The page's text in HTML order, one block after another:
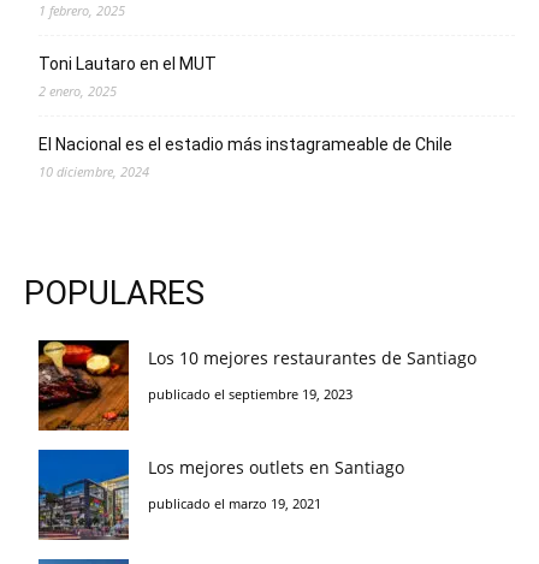
1 febrero, 2025
Toni Lautaro en el MUT
2 enero, 2025
El Nacional es el estadio más instagrameable de Chile
10 diciembre, 2024
POPULARES
Los 10 mejores restaurantes de Santiago
publicado el septiembre 19, 2023
Los mejores outlets en Santiago
publicado el marzo 19, 2021